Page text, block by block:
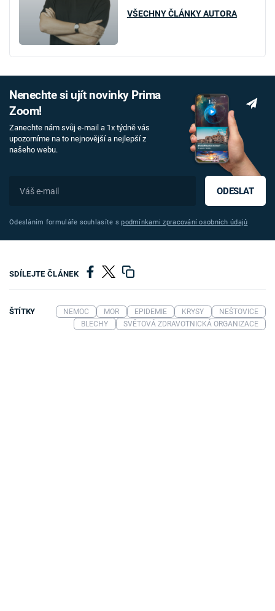
VŠECHNY ČLÁNKY AUTORA
Nenechte si ujít novinky Prima
Zoom!
Zanechte nám svůj e-mail a 1x týdně vás
upozorníme na to nejnovější a nejlepší z
našeho webu.
ODESLAT
Odesláním formuláře souhlasíte spodmínkami zpracování osobních údajů
SDÍLEJTE ČLÁNEK
ŠTÍTKY NEMOC MOR EPIDEMIE KRYSY
NEŠTOVICE
BLECHY
SVĚTOVÁ ZDRAVOTNICKÁ ORGANIZACE